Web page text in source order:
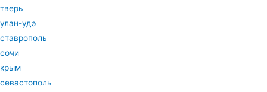
тверь
улан-удэ
ставрополь
сочи
крым
севастополь